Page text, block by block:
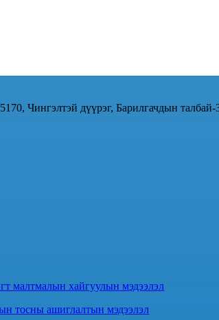
Чингэлтэй дүүрэг, Барилгачдын
малтмалын хайгуулын мэдээлэл
тосны ашиглалтын мэдээлэл